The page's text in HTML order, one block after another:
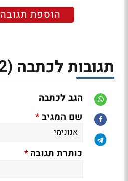
הוספת תגובה
תגובות לכתבה (12)
הגב לכתבה
שם המגיב*
כותרת תגובה*